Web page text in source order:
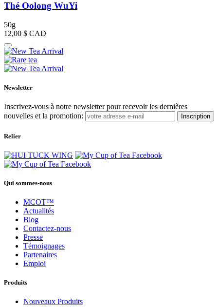
Thé Oolong WuYi
50g
12,00 $ CAD
Newsletter
Inscrivez-vous à notre newsletter pour recevoir les dernières
nouvelles et la promotion:
Inscription
Relier
Qui sommes-nous
MCOT™
Actualités
Blog
Contactez-nous
Presse
Témoignages
Partenaires
Emploi
Produits
Nouveaux Produits